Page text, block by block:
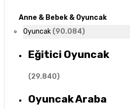
Anne & Bebek & Oyuncak
Oyuncak (90.084)
Eğitici Oyuncak
(29.840)
Oyuncak Araba